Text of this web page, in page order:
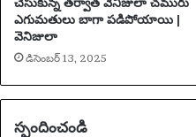
స
మ
ర్థిం
డు
ఎగుమతులు బాగా పడిపోయాయి |
వెనిజులా
డిసెంబర్ 13, 2025
స్పందించండి